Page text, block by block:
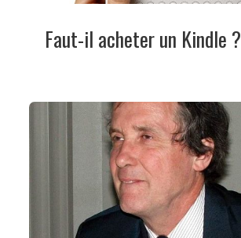
Faut-il acheter un Kindle ?